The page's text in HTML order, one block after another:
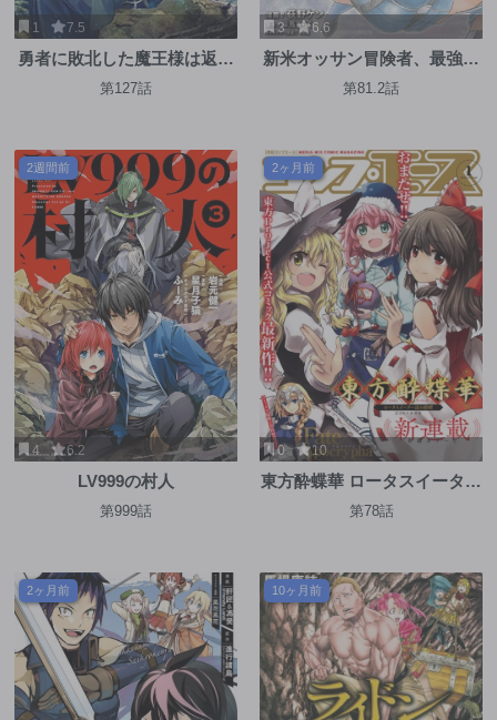
1 7.5
勇者に敗北した魔王様は返り
咲くために魔物ギルドを作る
第127話
3 6.6
新米オッサン冒険者、最強パ
ーティに死ぬほど鍛えられて
第81.2話
2週間前
4 6.2
LV999の村人
第999話
2ヶ月前
0 10
東方酔蝶華 ロータスイーター
達の酔醒
第78話
2ヶ月前 10ヶ月前